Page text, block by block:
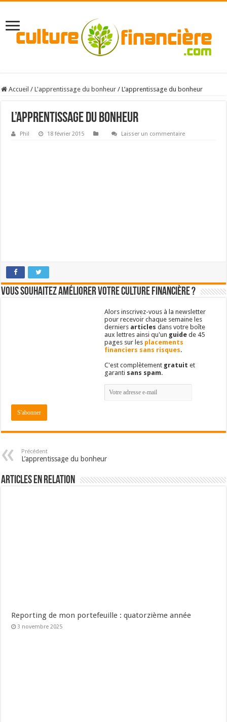
Accueil / L'apprentissage du bonheur / L’apprentissage du bonheur
L’apprentissage du bonheur
Phil 18 février 2015 Laisser un commentaire
Vous souhaitez améliorer votre culture financière ?
Alors inscrivez-vous à la newsletter
pour recevoir chaque semaine les
derniers articles dans votre boîte
aux lettres ainsi qu'un guide de 45
pages sur les placements
financiers sans risques.
C'est complètement gratuit et
garanti sans spam.
Précédent
L’apprentissage du bonheur
Articles en relation
Reporting de mon portefeuille : quatorzième année
3 novembre 2025